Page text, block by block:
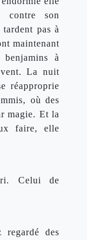
contre son
pas à
maintenant
à
La nuit
réapproprie
où des
magie. Et la
faire, elle
Celui de
regardé des